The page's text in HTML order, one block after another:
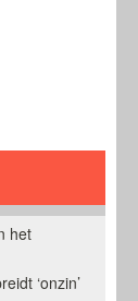
het
‘onzin’